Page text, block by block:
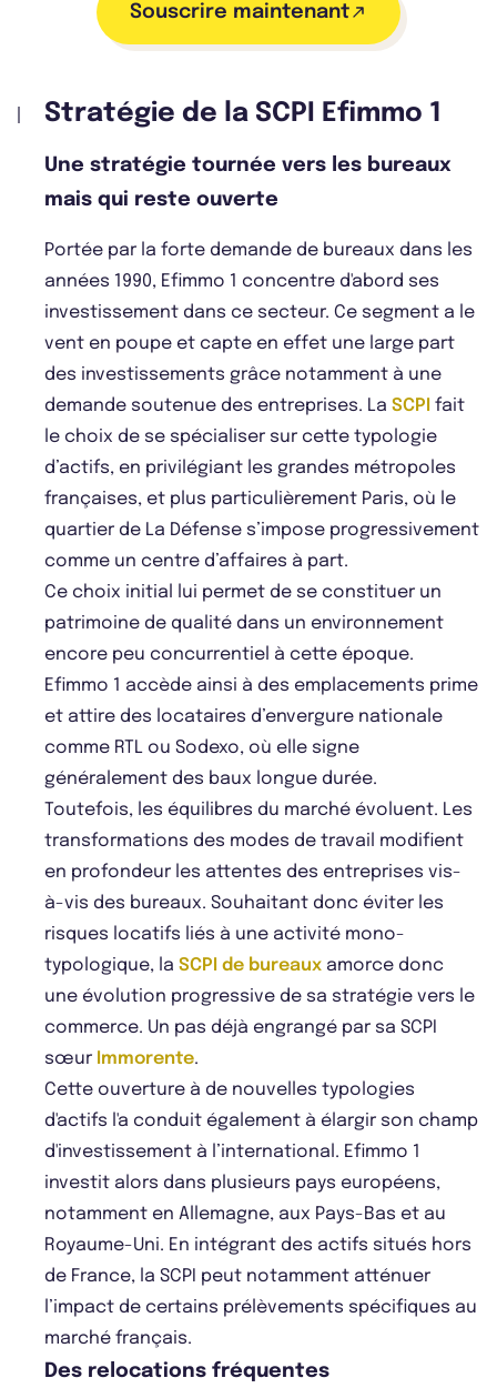
Souscrire maintenant
Stratégie de la SCPI Efimmo 1
Une stratégie tournée vers les bureaux
mais qui reste ouverte
Portée par la forte demande de bureaux dans les
années 1990, Efimmo 1 concentre d'abord ses
investissement dans ce secteur. Ce segment a le
vent en poupe et capte en effet une large part
des investissements grâce notamment à une
demande soutenue des entreprises. La SCPI fait
le choix de se spécialiser sur cette typologie
d’actifs, en privilégiant les grandes métropoles
françaises, et plus particulièrement Paris, où le
quartier de La Défense s’impose progressivement
comme un centre d’affaires à part.
Ce choix initial lui permet de se constituer un
patrimoine de qualité dans un environnement
encore peu concurrentiel à cette époque.
Efimmo 1 accède ainsi à des emplacements prime
et attire des locataires d’envergure nationale
comme RTL ou Sodexo, où elle signe
généralement des baux longue durée.
Toutefois, les équilibres du marché évoluent. Les
transformations des modes de travail modifient
en profondeur les attentes des entreprises vis-
à-vis des bureaux. Souhaitant donc éviter les
risques locatifs liés à une activité mono-
typologique, la SCPI de bureaux amorce donc
une évolution progressive de sa stratégie vers le
commerce. Un pas déjà engrangé par sa SCPI
sœur Immorente.
Cette ouverture à de nouvelles typologies
d'actifs l'a conduit également à élargir son champ
d'investissement à l’international. Efimmo 1
investit alors dans plusieurs pays européens,
notamment en Allemagne, aux Pays-Bas et au
Royaume-Uni. En intégrant des actifs situés hors
de France, la SCPI peut notamment atténuer
l’impact de certains prélèvements spécifiques au
marché français.
Des relocations fréquentes